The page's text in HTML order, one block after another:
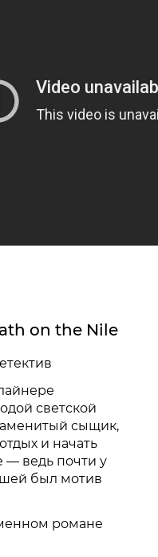
on the Nile
светской
сыщик,
и начать
— ведь почти у
был мотив
романе